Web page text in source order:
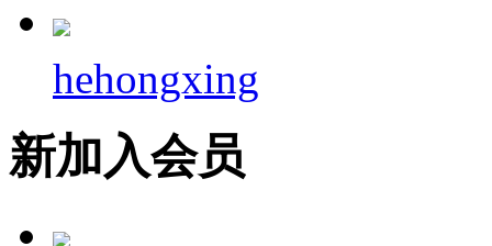
hehongxing
新加入会员